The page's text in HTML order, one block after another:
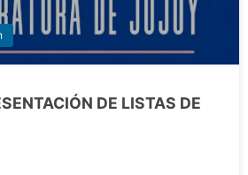
DE LISTAS DE